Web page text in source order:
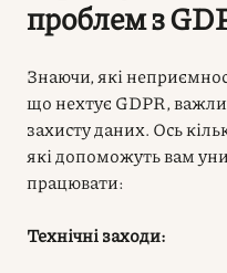
проблем з
Знаючи, які
що нехтує GDPR,
захисту даних. Ось
які допоможуть вам
працювати:
Технічні заходи: